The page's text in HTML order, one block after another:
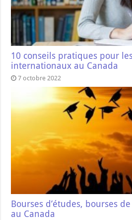
10 conseils pratiques pour
internationaux au Canada
7 octobre 2022
Bourses d’études, bourses
au Canada